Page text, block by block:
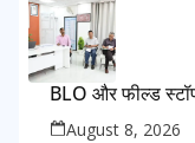
BLO और फील्ड
August 8, 2026